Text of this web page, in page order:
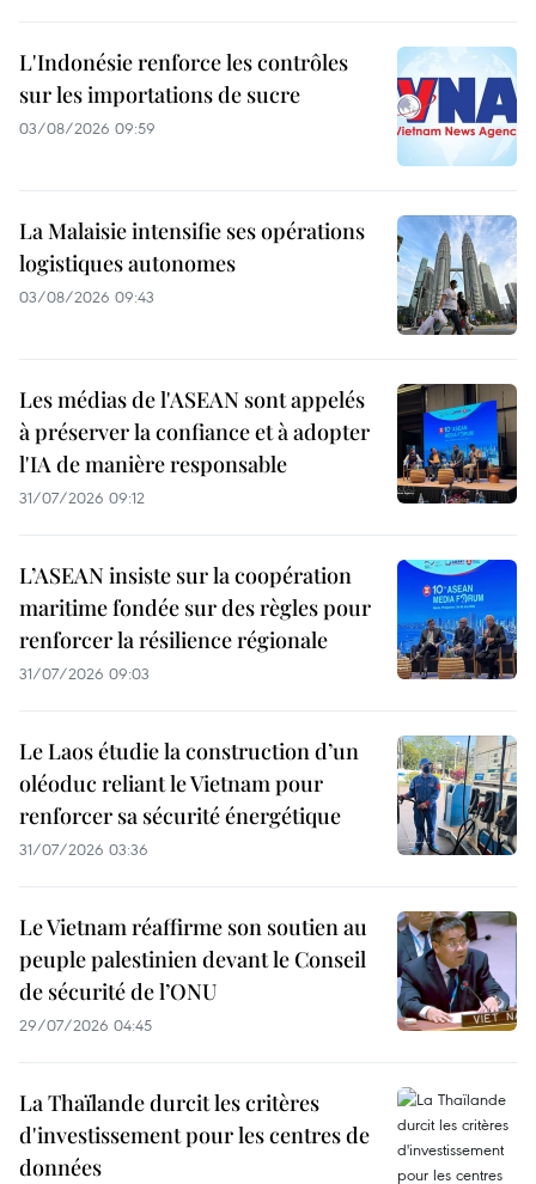
L'Indonésie renforce les contrôles
sur les importations de sucre
03/08/2026 09:59
La Malaisie intensifie ses opérations
logistiques autonomes
03/08/2026 09:43
Les médias de l'ASEAN sont appelés
à préserver la confiance et à adopter
l'IA de manière responsable
31/07/2026 09:12
L’ASEAN insiste sur la coopération
maritime fondée sur des règles pour
renforcer la résilience régionale
31/07/2026 09:03
Le Laos étudie la construction d’un
oléoduc reliant le Vietnam pour
renforcer sa sécurité énergétique
31/07/2026 03:36
Le Vietnam réaffirme son soutien au
peuple palestinien devant le Conseil
de sécurité de l’ONU
29/07/2026 04:45
La Thaïlande durcit les critères
d'investissement pour les centres de
données